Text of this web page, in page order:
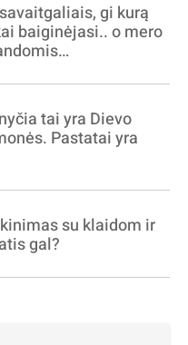
gi kurą
baiginėjasi.. o mero
milijonus vagia
stadionų
tai yra Dievo
Pastatai yra
su klaidom ir
gal?